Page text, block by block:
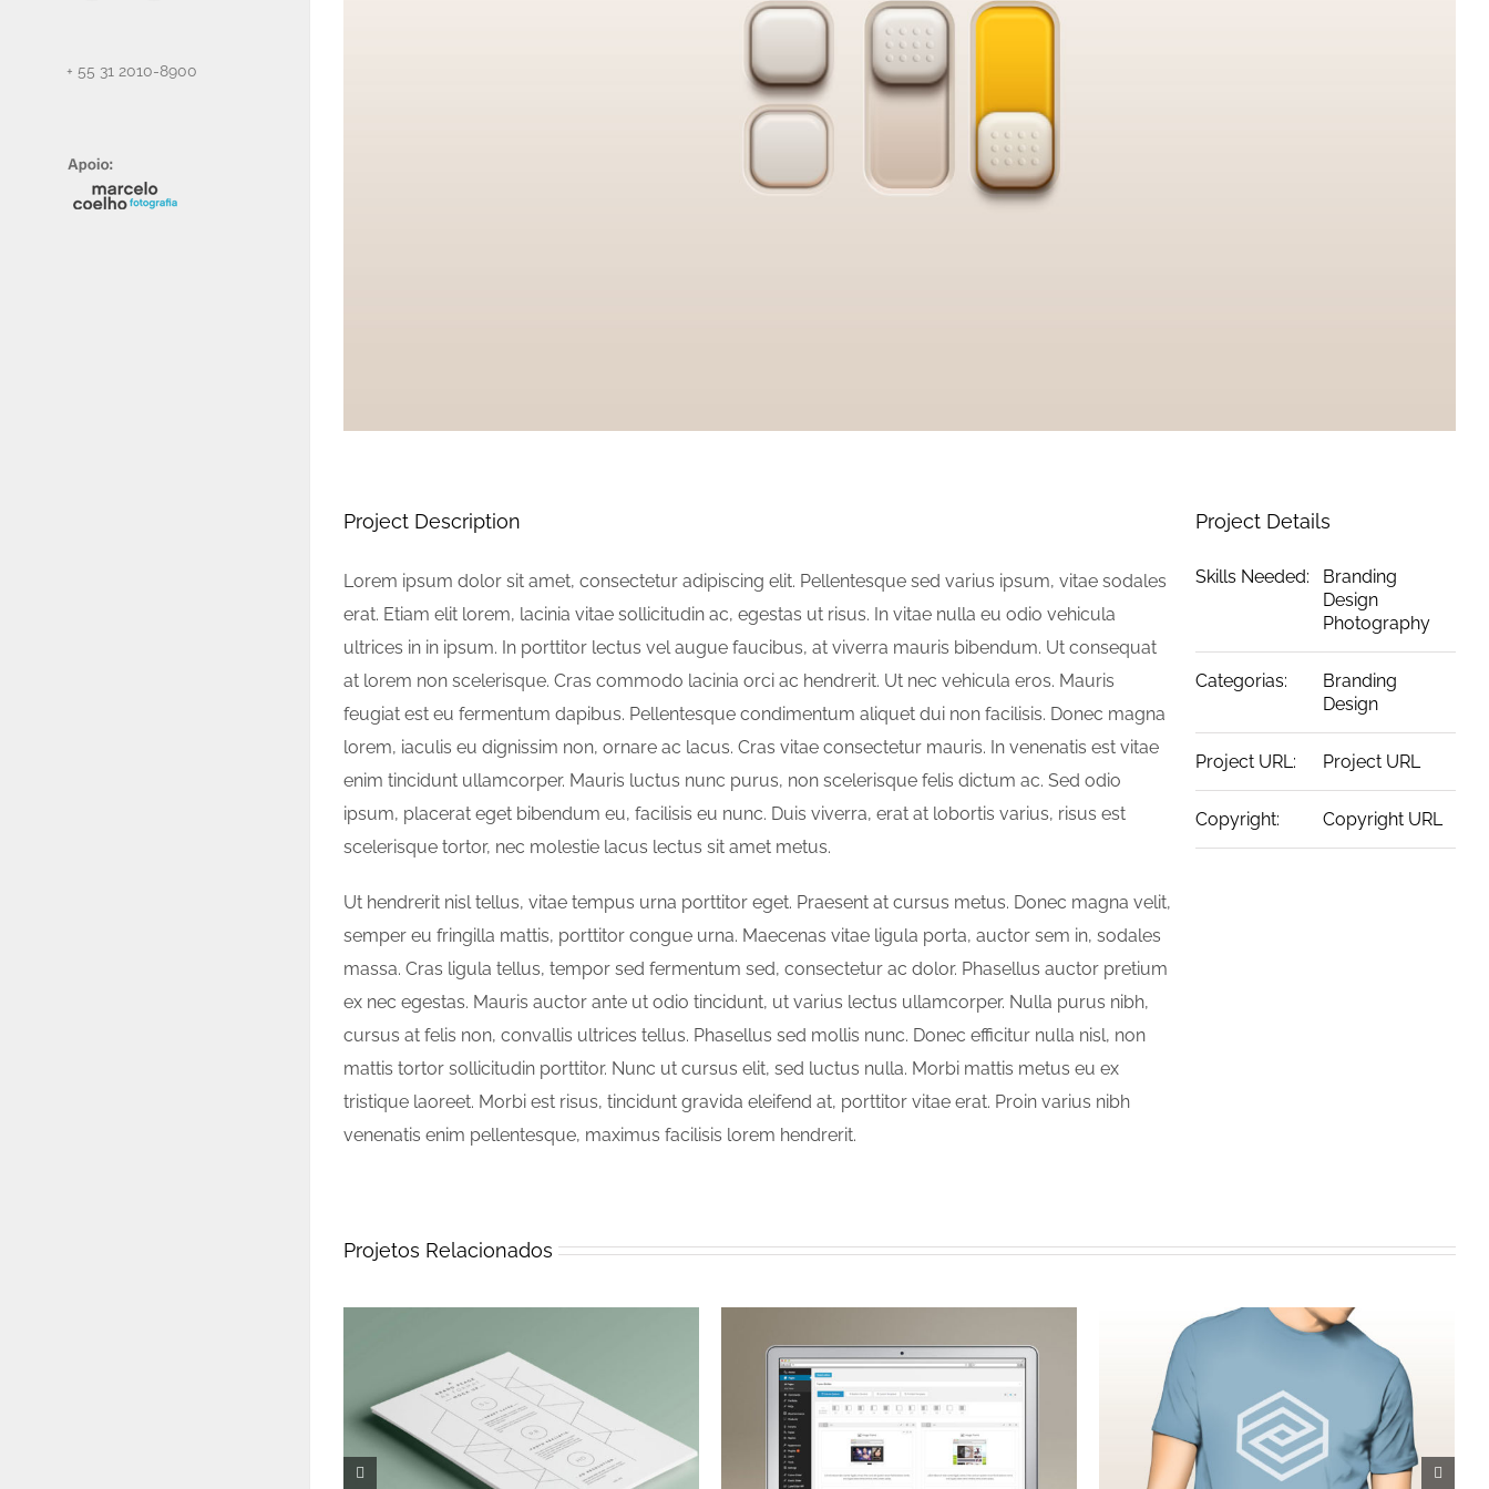
+ 55 31 2010-8900
Project Description
Lorem ipsum dolor sit amet, consectetur adipiscing elit. Pellentesque sed varius ipsum, vitae sodales
erat. Etiam elit lorem, lacinia vitae sollicitudin ac, egestas ut risus. In vitae nulla eu odio vehicula
ultrices in in ipsum. In porttitor lectus vel augue faucibus, at viverra mauris bibendum. Ut consequat
at lorem non scelerisque. Cras commodo lacinia orci ac hendrerit. Ut nec vehicula eros. Mauris
feugiat est eu fermentum dapibus. Pellentesque condimentum aliquet dui non facilisis. Donec magna
lorem, iaculis eu dignissim non, ornare ac lacus. Cras vitae consectetur mauris. In venenatis est vitae
enim tincidunt ullamcorper. Mauris luctus nunc purus, non scelerisque felis dictum ac. Sed odio
ipsum, placerat eget bibendum eu, facilisis eu nunc. Duis viverra, erat at lobortis varius, risus est
scelerisque tortor, nec molestie lacus lectus sit amet metus.
Ut hendrerit nisl tellus, vitae tempus urna porttitor eget. Praesent at cursus metus. Donec magna velit,
semper eu fringilla mattis, porttitor congue urna. Maecenas vitae ligula porta, auctor sem in, sodales
massa. Cras ligula tellus, tempor sed fermentum sed, consectetur ac dolor. Phasellus auctor pretium
ex nec egestas. Mauris auctor ante ut odio tincidunt, ut varius lectus ullamcorper. Nulla purus nibh,
cursus at felis non, convallis ultrices tellus. Phasellus sed mollis nunc. Donec efficitur nulla nisl, non
mattis tortor sollicitudin porttitor. Nunc ut cursus elit, sed luctus nulla. Morbi mattis metus eu ex
tristique laoreet. Morbi est risus, tincidunt gravida eleifend at, porttitor vitae erat. Proin varius nibh
venenatis enim pellentesque, maximus facilisis lorem hendrerit.
Project Details
Skills Needed:
Branding
Design
Photography
Categorias:
Branding
Design
Project URL: Project URL
Copyright: Copyright URL
Projetos Relacionados